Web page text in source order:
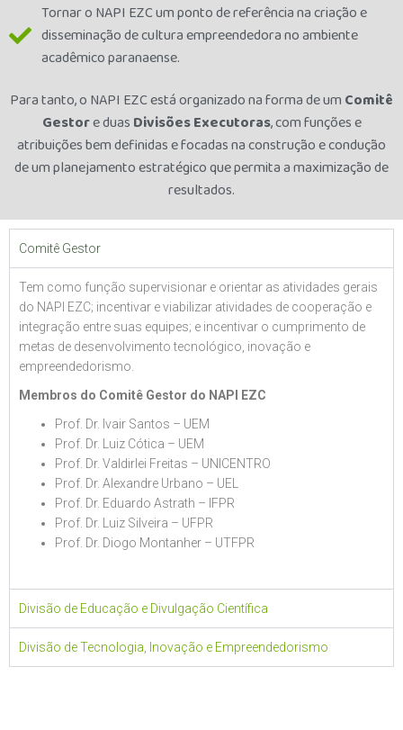
Tornar o NAPI EZC um ponto de referência na criação e
disseminação de cultura empreendedora no ambiente
acadêmico paranaense.
Para tanto, o NAPI EZC está organizado na forma de um Comitê
Gestore duas Divisões Executoras, com funções e
atribuições bem definidas e focadas na construção e condução
de um planejamento estratégico que permita a maximização de
resultados.
Comitê Gestor
Tem como função supervisionar e orientar as atividades gerais
do NAPI EZC; incentivar e viabilizar atividades de cooperação e
integração entre suas equipes; e incentivar o cumprimento de
metas de desenvolvimento tecnológico, inovação e
empreendedorismo.
Membros do Comitê Gestor do NAPI EZC
Prof. Dr. Ivair Santos – UEM
Prof. Dr. Luiz Cótica – UEM
Prof. Dr. Valdirlei Freitas – UNICENTRO
Prof. Dr. Alexandre Urbano – UEL
Prof. Dr. Eduardo Astrath – IFPR
Prof. Dr. Luiz Silveira – UFPR
Prof. Dr. Diogo Montanher – UTFPR
Divisão de Educação e Divulgação Científica
Divisão de Tecnologia, Inovação e Empreendedorismo